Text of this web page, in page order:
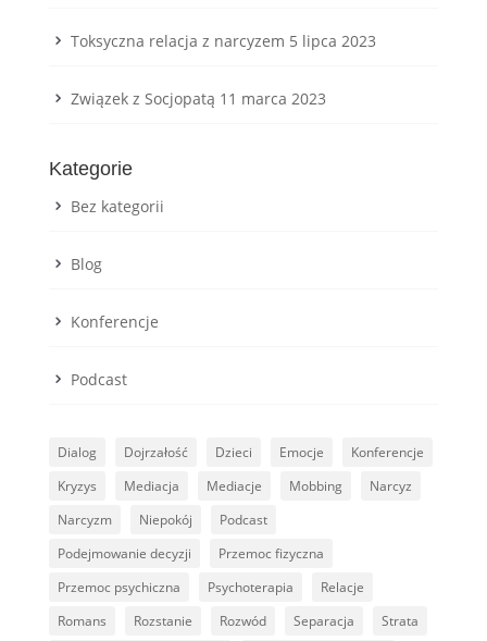
Toksyczna relacja z narcyzem 5 lipca 2023
Związek z Socjopatą 11 marca 2023
Kategorie
Bez kategorii
Blog
Konferencje
Podcast
Dialog Dojrzałość Dzieci Emocje
Konferencje
Kryzys
Mediacja Mediacje Mobbing
Narcyz
Narcyzm
Niepokój
Podcast
Podejmowanie decyzji
Przemoc fizyczna
Przemoc psychiczna
Psychoterapia
Relacje
Romans
Rozstanie Rozwód Separacja
Strata